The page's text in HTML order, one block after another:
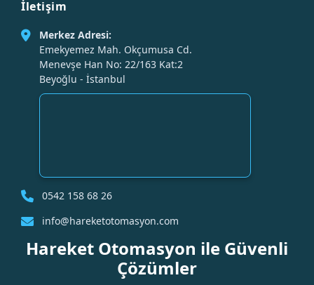
İletişim
Merkez Adresi:
Emekyemez Mah. Okçumusa Cd.
Menevşe Han No: 22/163 Kat:2
Beyoğlu - İstanbul
0542 158 68 26
info@hareketotomasyon.com
Hareket Otomasyon ile Güvenli
Çözümler